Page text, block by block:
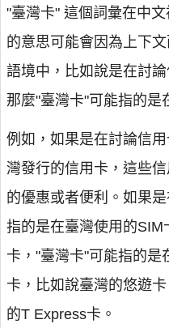
"臺灣卡" 這個詞彙在中
的意思可能會因為上下
語境中，比如說是在討
那麼"臺灣卡"可能指的是
例如，如果是在討論信
灣發行的信用卡，這些
的優惠或者便利。如果
指的是在臺灣使用的SIM
卡，"臺灣卡"可能指的是
卡，比如說臺灣的悠遊
的T Express卡。